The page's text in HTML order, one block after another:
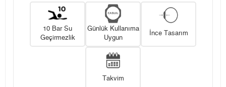
10 Bar Su
Geçirmezlik
Günlük Kullanıma
Uygun
İnce Tasarım
Takvim